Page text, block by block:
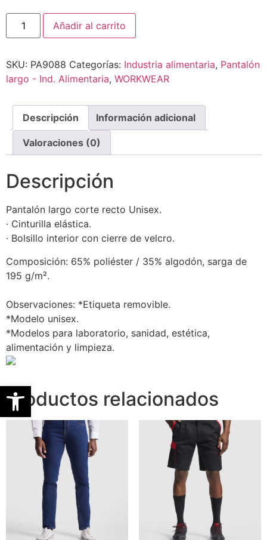
Abrir barra de herramientas
Añadir al carrito
SKU: PA9088 Categorías: Industria alimentaria, Pantalón
largo - Ind. Alimentaria, WORKWEAR
Descripción Información adicional
Valoraciones (0)
Descripción
Pantalón largo corte recto Unisex.
· Cinturilla elástica.
· Bolsillo interior con cierre de velcro.
Composición: 65% poliéster / 35% algodón, sarga de
195 g/m².
Observaciones: *Etiqueta removible.
*Modelo unisex.
*Modelos para laboratorio, sanidad, estética,
alimentación y limpieza.
Productos relacionados